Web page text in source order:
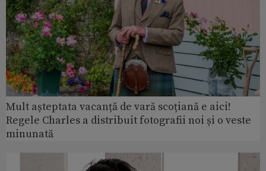
Mult așteptata vacanță de vară scoțiană e aici!
Regele Charles a distribuit fotografii noi și o veste
minunată